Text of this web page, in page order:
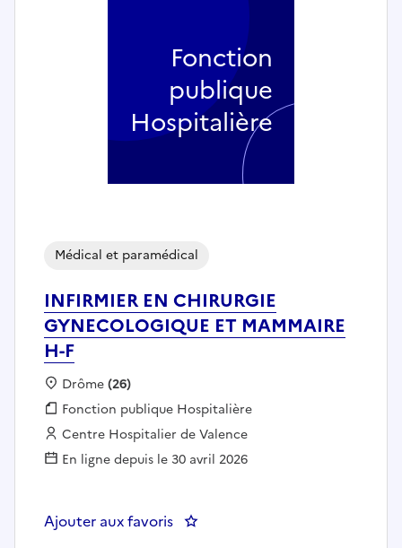
INFIRMIER EN CHIRURGIE
GYNECOLOGIQUE ET MAMMAIRE
H-F
Médical et paramédical
Localisation :
Drôme(26)
Fonction publique :
Fonction publique Hospitalière
Employeur :
Centre Hospitalier de Valence
En ligne depuis le 30 avril 2026
Ajouter aux favoris : INFIRMIER EN CHIRURGIE
Fonction
publique
Hospitalière